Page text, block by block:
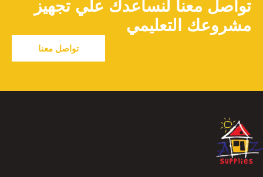
تواصل معنا لنساعدك علي تجهيز
مشروعك التعليمي
تواصل معنا